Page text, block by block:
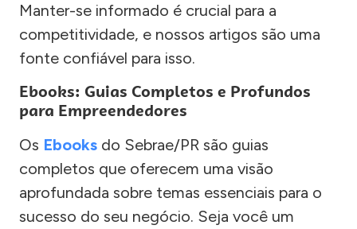
Manter-se informado é crucial para a
competitividade, e nossos artigos são uma
fonte confiável para isso.
Ebooks: Guias Completos e Profundos
para Empreendedores
Os Ebooks do Sebrae/PR são guias
completos que oferecem uma visão
aprofundada sobre temas essenciais para o
sucesso do seu negócio. Seja você um